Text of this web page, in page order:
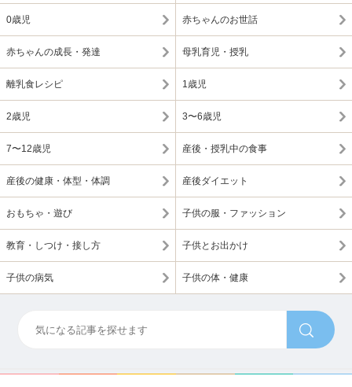
0歳児 赤ちゃんのお世話
赤ちゃんの成長・発達 母乳育児・授乳
離乳食レシピ 1歳児
2歳児 3〜6歳児
7〜12歳児 産後・授乳中の食事
産後の健康・体型・体調 産後ダイエット
おもちゃ・遊び 子供の服・ファッション
教育・しつけ・接し方 子供とお出かけ
子供の病気 子供の体・健康